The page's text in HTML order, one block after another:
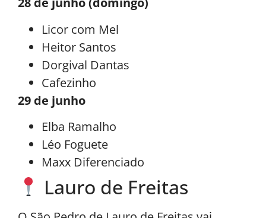
Licor com Mel
Heitor Santos
Dorgival Dantas
Cafezinho
29 de junho
Elba Ramalho
Léo Foguete
Maxx Diferenciado
Lauro de Freitas